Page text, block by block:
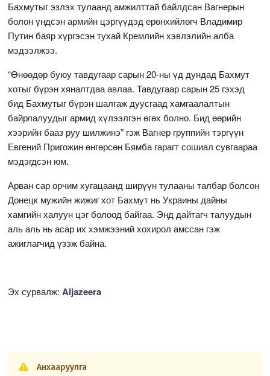
Бахмутыг эзлэх тулаанд амжилттай байлдсан Вагнерын
болон үндсэн армийн цэргүүдэд ерөнхийлөгч Владимир
Путин баяр хүргэсэн тухай Кремлийн хэвлэлийн алба
мэдээлжээ.
“Өнөөдөр буюу тавдугаар сарын 20-ны үд дундад Бахмут
хотыг бүрэн хяналтдаа авлаа. Тавдугаар сарын 25 гэхэд
бид Бахмутыг бүрэн шалгаж дуусгаад хамгаалалтын
байрлалуудыг армид хүлээлгэн өгөх болно. Бид өөрийн
хээрийн бааз руу шилжинэ” гэж Вагнер группийн тэргүүн
Евгений Пригожин өнгөрсөн Бямба гарагт сошиал сувгаараа
мэдэгдсэн юм.
Арван сар орчим хугацаанд ширүүн тулааны талбар болсон
Донецк мужийн жижиг хот Бахмут нь Украины дайны
хамгийн халуун цэг болоод байгаа. Энд дайтагч талуудын
аль аль нь асар их хэмжээний хохирол амссан гэж
ажиглагчид үзэж байна.
Эх сурвалж: Aljazeera
Анхааруулга